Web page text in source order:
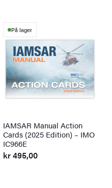
På lager
IAMSAR Manual Action
Cards (2025 Edition) – IMO
IC966E
kr495,00